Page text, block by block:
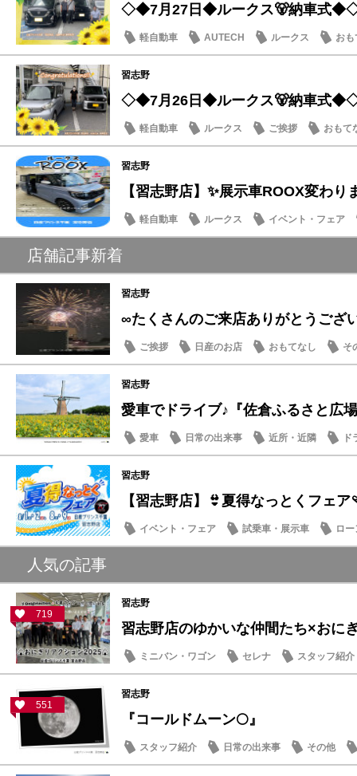
◇◆7月27日◆ルークス🐻納車式
軽自動車 AUTECH ルークス おも
習志野
◇◆7月26日◆ルークス🐻納車式
軽自動車 ルークス ご挨拶 おもて
習志野
【習志野店】✨展示車ROOX変わり
軽自動車 ルークス イベント・フェア
店舗記事新着
習志野
∞たくさんのご来店ありがとうござ
ご挨拶 日産のお店 おもてなし そ
習志野
愛車でドライブ♪『佐倉ふるさと広
愛車 日常の出来事 近所・近隣 ド
習志野
【習志野店】👙夏得なっとくフェ
イベント・フェア 試乗車・展示車
ロー
日産のお店
人気の記事
719
習志野
習志野店のゆかいな仲間たち×おに
ミニバン・ワゴン セレナ スタッフ紹介
551
習志野
『コールドムーン🌕』
スタッフ紹介 日常の出来事 その他